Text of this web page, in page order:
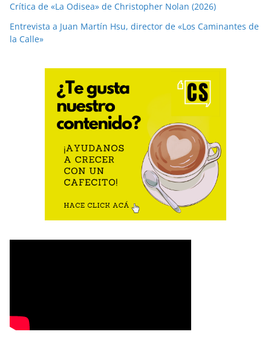
Crítica de «La Odisea» de Christopher Nolan (2026)
Entrevista a Juan Martín Hsu, director de «Los Caminantes de
la Calle»